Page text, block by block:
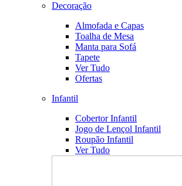
Decoração
Almofada e Capas
Toalha de Mesa
Manta para Sofá
Tapete
Ver Tudo
Ofertas
Infantil
Cobertor Infantil
Jogo de Lençol Infantil
Roupão Infantil
Ver Tudo